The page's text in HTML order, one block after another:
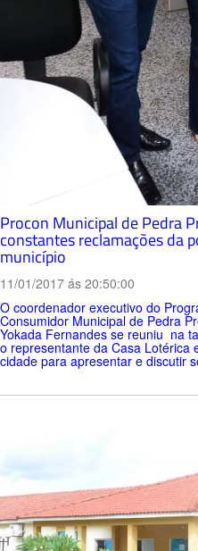
Procon Municipal de Pedra
constantes reclamações da
município
11/01/2017 ás 20:50:00
O coordenador executivo do
Consumidor Municipal de Pedra
Yokada Fernandes se reuniu na
o representante da Casa Lotérica
cidade para apresentar e discutir